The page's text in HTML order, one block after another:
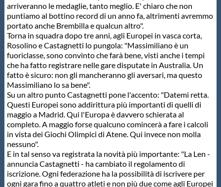
Mappa del sito
arriveranno le medaglie, tanto meglio. E' chiaro che non
puntiamo al bottino record di un anno fa, altrimenti avremmo
portato anche Brembilla e qualcun altro".
Torna in squadra dopo tre anni, agli Europei in vasca corta,
Rosolino e Castagnetti lo pungola: "Massimiliano è un
fuoriclasse, sono convinto che farà bene, visti anche i tempi
che ha fatto registrare nelle gare disputate in Australia. Un
fatto è sicuro: non gli mancheranno gli aversari, ma questo
Massimiliano lo sa bene".
Su un altro punto Castagnetti pone l'accento: "Datemi retta.
Questi Europei sono addirittura più importanti di quelli di
maggio a Madrid. Qui l'Europa è davvero schierata al
completo. A maggio forse qualcuno comincerà a fare i calcoli
in vista dei Giochi Olimpici di Atene. Qui invece non molla
nessuno".
E in tal senso va registrata la novità più importante: "La Len -
annuncia Castagnetti - ha cambiato il regolamento di
iscrizione. Ogni federazione ha la possibilità di iscrivere per
ogni gara fino a quattro atleti e non più due come agli Europei